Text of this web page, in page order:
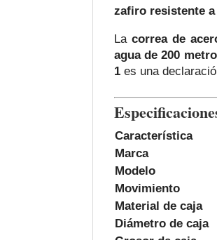
zafiro resistente
Lacorrea de
agua de 200
1 es una
Característica
Marca
Modelo
Movimiento
Material de caja
Diámetro de caja